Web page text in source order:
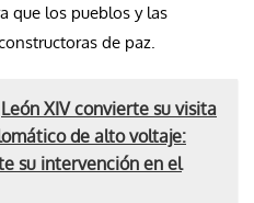
que los pueblos y las
de paz.
León XIV convierte su visita
de alto voltaje:
su intervención en el